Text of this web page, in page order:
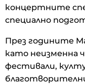
концертните
специално
През годините
като неизменна
фестивали,